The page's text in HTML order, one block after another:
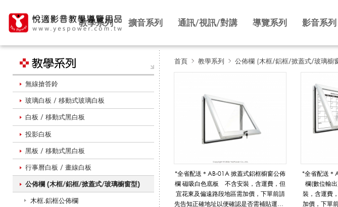
教學系列 擴音系列 通訊/視訊/對講 導覽系列 影音系列
無線搶答鈴
玻璃白板 / 移動式玻璃白板
白板 / 移動式黑白板
投影白板
黑板 / 移動式黑白板
行事曆白板 / 畫線白板
公佈欄 (木框/鋁框/掀蓋式/玻璃櫥窗型)
木框.鋁框公佈欄
首頁 教學系列 公佈欄 (木框/鋁框/掀蓋式/玻璃櫥
式
*全省配送＊AB-01A 掀蓋式鋁框櫥窗公佈
欄 磁吸白色底板 不含安裝，含運費，但
宜花東及偏遠路段地區需加價，下單前請
先告知正確地址以便確認是否需補貼運費/
*全省配送＊
欄(數位輸
裝，含運費
加價，下單